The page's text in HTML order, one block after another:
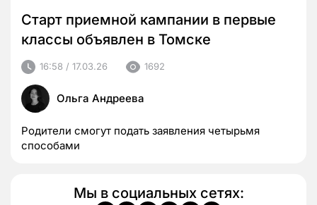
Старт приемной кампании в первые
классы объявлен в Томске
16:58 / 17.03.26 1692
Ольга Андреева
Родители смогут подать заявления четырьмя
способами
Мы в социальных сетях: